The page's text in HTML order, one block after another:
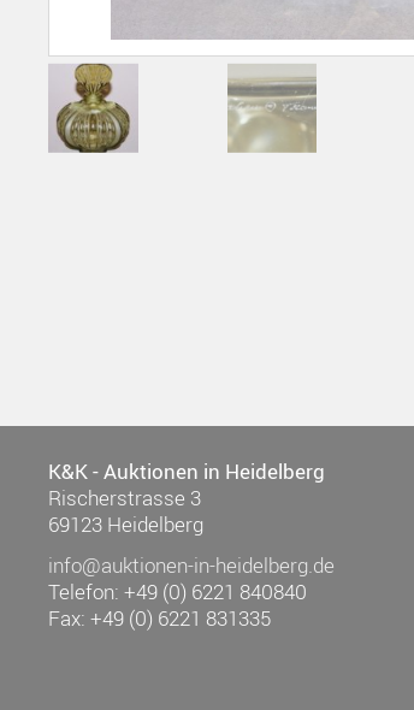
K&K - Auktionen in Heidelberg
Rischerstrasse 3
69123 Heidelberg
info@auktionen-in-heidelberg.de
Telefon: +49 (0) 6221 840840
Fax: +49 (0) 6221 831335